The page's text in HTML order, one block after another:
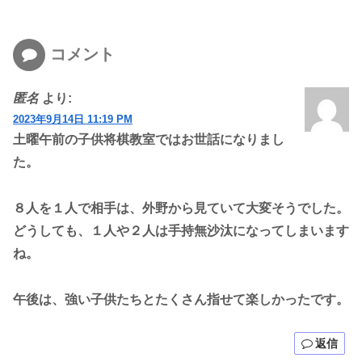
コメント
匿名 より:
2023年9月14日 11:19 PM
土曜午前の子供将棋教室ではお世話になりまし
た。
８人を１人で相手は、外野から見ていて大変そうでした。
どうしても、１人や２人は手持無沙汰になってしまいます
ね。
午後は、強い子供たちとたくさん指せて楽しかったです。
返信